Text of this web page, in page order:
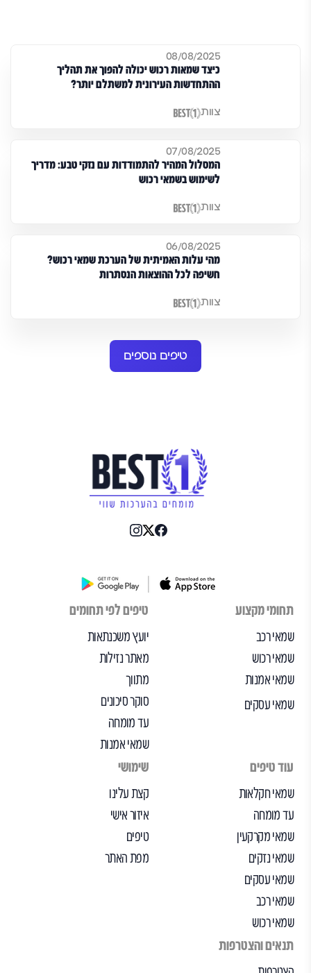
08/08/2025
כיצד שמאות רכוש יכולה להפוך את תהליך
ההתחדשות העירונית למשתלם יותר?
צוות
07/08/2025
המסלול המהיר להתמודדות עם נזקי טבע: מדריך
לשימוש בשמאי רכוש
צוות
06/08/2025
מהי עלות האמיתית של הערכת שמאי רכוש?
חשיפה לכל ההוצאות הנסתרות
צוות
טיפים נוספים
תחומי מקצוע
שמאי רכב
שמאי רכוש
שמאי אמנות
שמאי עסקים
טיפים לפי תחומים
יועץ משכנתאות
מאתר נזילות
מתווך
סוקר סיכונים
עד מומחה
שמאי אמנות
עוד טיפים
שמאי חקלאות
עד מומחה
שמאי מקרקעין
שמאי נזקים
שמאי עסקים
שמאי רכב
שמאי רכוש
שימושי
קצת עלינו
איזור אישי
טיפים
מפת האתר
תנאים והצטרפות